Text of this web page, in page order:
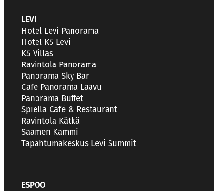
LEVI
Hotel Levi Panorama
Hotel K5 Levi
K5 Villas
Ravintola Panorama
Panorama Sky Bar
Cafe Panorama Laavu
Panorama Buffet
Spiella Café & Restaurant
Ravintola Kätkä
Saamen Kammi
Tapahtumakeskus Levi Summit
ESPOO